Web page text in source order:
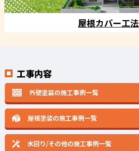
屋根カバー工法
工事内容
外壁塗装の施工事例一覧
屋根塗装の施工事例一覧
水回り/その他の施工事例一覧